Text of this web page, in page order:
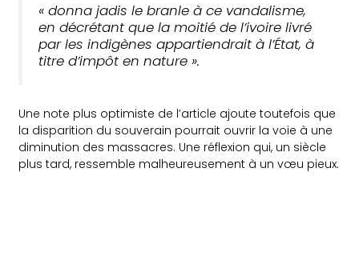
« donna jadis le branle à ce vandalisme,
en décrétant que la moitié de l’ivoire livré
par les indigènes appartiendrait à l’État, à
titre d’impôt en nature ».
Une note plus optimiste de l’article ajoute toutefois que
la disparition du souverain pourrait ouvrir la voie à une
diminution des massacres. Une réflexion qui, un siècle
plus tard, ressemble malheureusement à un vœu pieux.